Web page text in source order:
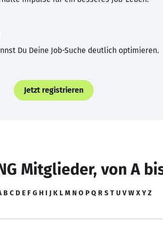
Du Deine Job-Suche deutlich optimieren.
Jetzt registrieren
Mitglieder, von A
B C D E F G H I J K L M N O P Q R S T U V W X Y Z